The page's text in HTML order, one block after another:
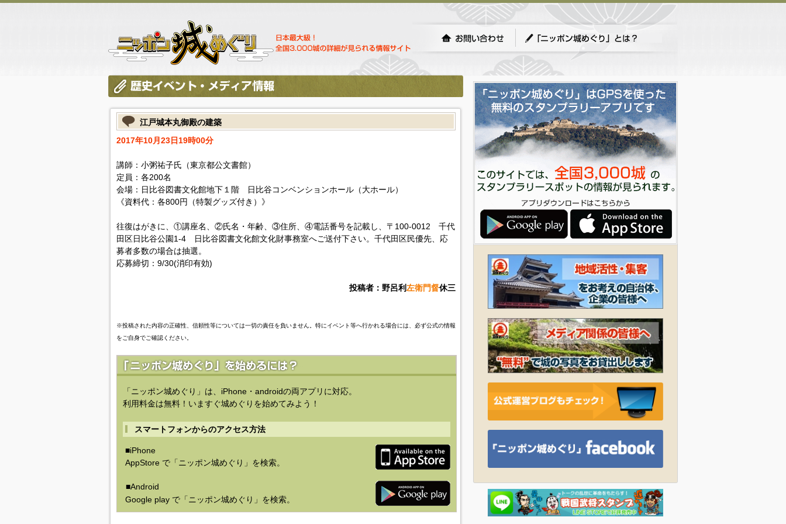
江戸城本丸御殿の建築
2017年10月23日19時00分
講師：小粥祐子氏（東京都公文書館）
定員：各200名
会場：日比谷図書文化館地下１階 日比谷コンベンションホール（大ホール）
《資料代：各800円（特製グッズ付き）》
往復はがきに、①講座名、②氏名・年齢、③住所、④電話番号を記載し、〒100‐0012 千代
田区日比谷公園1-4 日比谷図書文化館文化財事務室へご送付下さい。千代田区民優先、応
募者多数の場合は抽選。
応募締切：9/30(消印有効)
投稿者：野呂利左衛門督休三
※投稿された内容の正確性、信頼性等については一切の責任を負いません。特にイベント等へ行かれる場合には、必ず公式の情報
をご自身でご確認ください。
「ニッポン城めぐり」は、iPhone・androidの両アプリに対応。
利用料金は無料！いますぐ城めぐりを始めてみよう！
スマートフォンからのアクセス方法
■iPhone
AppStore で「ニッポン城めぐり」を検索。
■Android
Google play で「ニッポン城めぐり」を検索。